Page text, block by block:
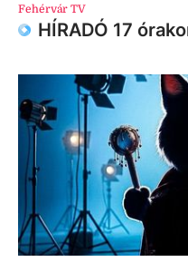
Fehérvár TV
HÍRADÓ 17